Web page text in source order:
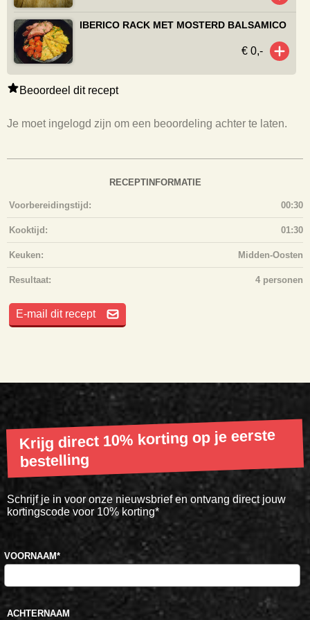
Beoordeel dit recept
Je moet ingelogd zijn om een beoordeling achter te laten.
RECEPTINFORMATIE
Voorbereidingstijd: 00:30
Kooktijd: 01:30
Keuken: Midden-Oosten
Resultaat: 4 personen
E-mail dit recept
IBERICO RACK MET MOSTERD BALSAMICO
€ 0,-
Krijg direct 10% korting op je eerste
bestelling
Schrijf je in voor onze nieuwsbrief en ontvang direct jouw
kortingscode voor 10% korting*
VOORNAAM*
ACHTERNAAM